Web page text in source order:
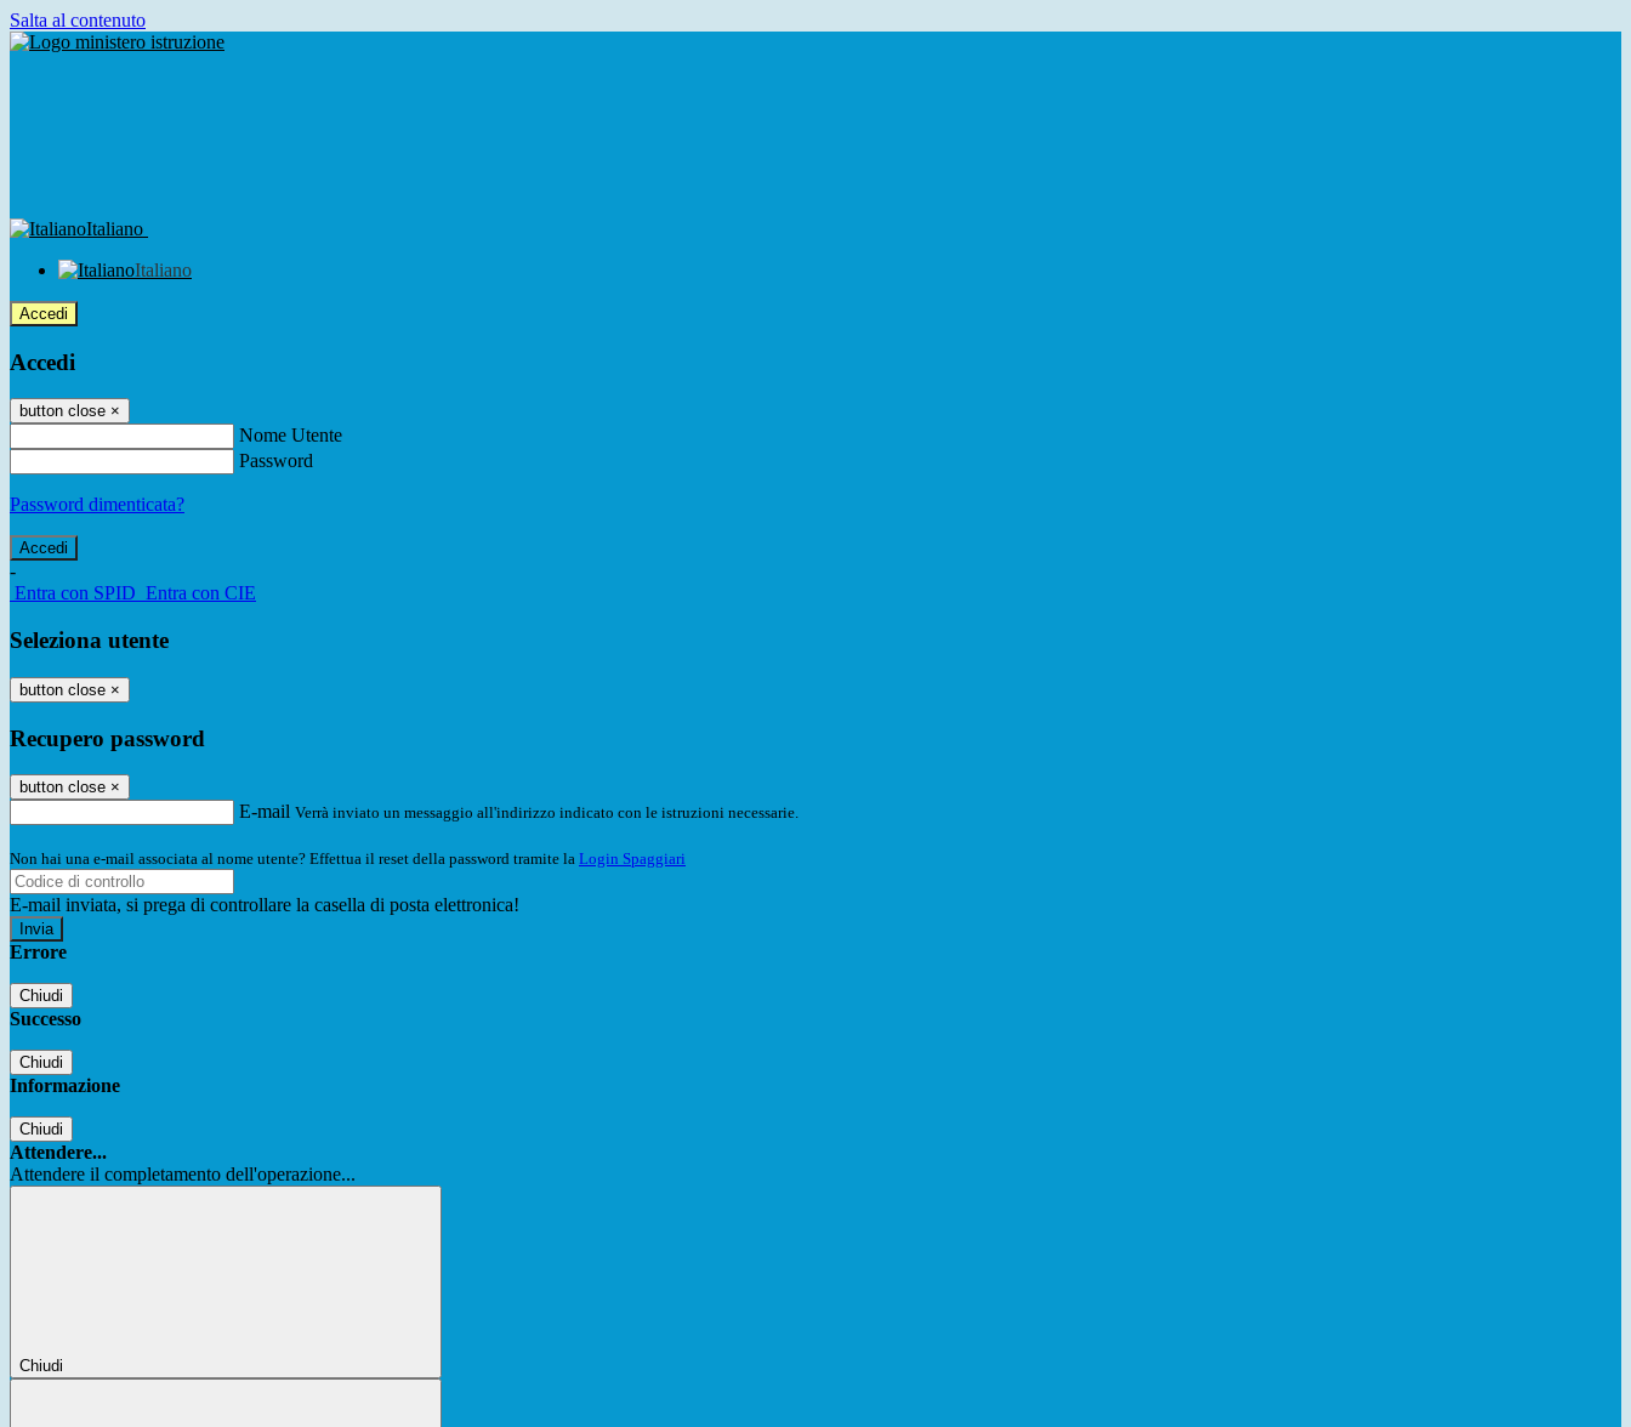
Salta al contenuto
Italiano
Italiano
Accedi
Accedi
button close ×
Nome Utente
Password
Password dimenticata?
-
Entra con SPID Entra con CIE
Seleziona utente
button close ×
Recupero password
button close ×
E-mail Verrà inviato un messaggio all'indirizzo indicato con le istruzioni necessarie.
Non hai una e-mail associata al nome utente? Effettua il reset della password tramite la Login Spaggiari
E-mail inviata, si prega di controllare la casella di posta elettronica!
Errore
Chiudi
Successo
Chiudi
Informazione
Chiudi
Attendere...
Attendere il completamento dell'operazione...
Chiudi